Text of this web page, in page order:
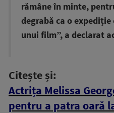
rămâne în minte,
degrabă ca o
unui film”, a declarat
Citește și:
Actrița Melissa
pentru a patra oară